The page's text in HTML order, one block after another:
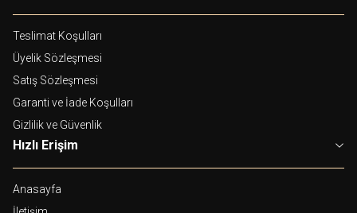
Teslimat Koşulları
Üyelik Sözleşmesi
Satış Sözleşmesi
Garanti ve İade Koşulları
Gizlilik ve Güvenlik
Hızlı Erişim
Anasayfa